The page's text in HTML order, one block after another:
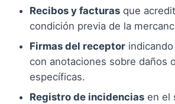
Recibos y facturas que
condición previa de la
Firmas del receptor
con anotaciones sobre daños
específicas.
Registro de incidencias en el